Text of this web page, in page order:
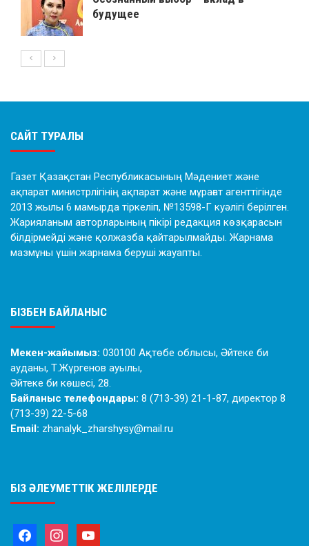
будущее
САЙТ ТУРАЛЫ
Газет Қазақстан Республикасының Мәдениет және
ақпарат министрлігінің ақпарат және мұрағат агенттігінде
2013 жылы 6 мамырда тіркеліп, №13598-Г куәлігі берілген.
Жарияланым авторларының пікірі редакция көзқарасын
білдірмейді және қолжазба қайтарылмайды. Жарнама
мазмұны үшін жарнама беруші жауапты.
БІЗБЕН БАЙЛАНЫС
Мекен-жайымыз: 030100 Ақтөбе облысы, Әйтеке би
ауданы, Т.Жүргенов ауылы,
Әйтеке би көшесі, 28.
Байланыс телефондары: 8 (713-39) 21-1-87, директор 8
(713-39) 22-5-68
Email: zhanalyk_zharshysy@mail.ru
БІЗ ӘЛЕУМЕТТІК ЖЕЛІЛЕРДЕ